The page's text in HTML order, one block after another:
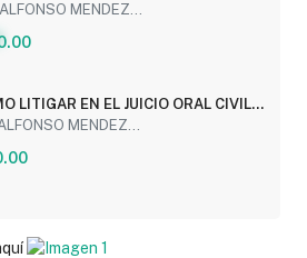
MENDEZ...
LITIGAR EN EL JUICIO ORAL CIVIL Y
MENDEZ...